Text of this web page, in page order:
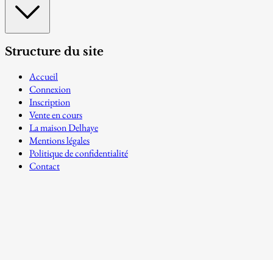
Structure du site
Accueil
Connexion
Inscription
Vente en cours
La maison Delhaye
Mentions légales
Politique de confidentialité
Contact